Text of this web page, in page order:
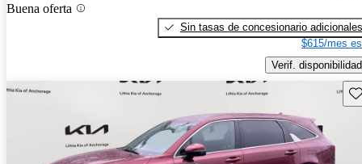
Buena oferta
Sin tasas de concesionario adicionales
$615/mes
Verif. disponibilidad